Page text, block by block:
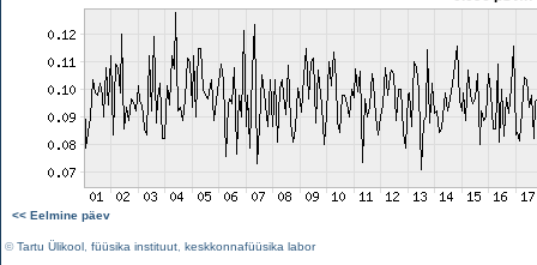
<< Eelmine päev
©Tartu Ülikool füüsika instituut keskkonnafüüsika labor